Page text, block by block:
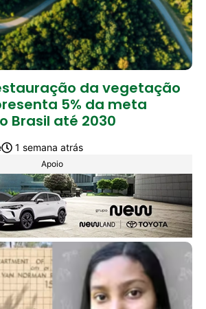
da vegetação
5% da meta
Brasil até 2030
1 semana atrás
Apoio